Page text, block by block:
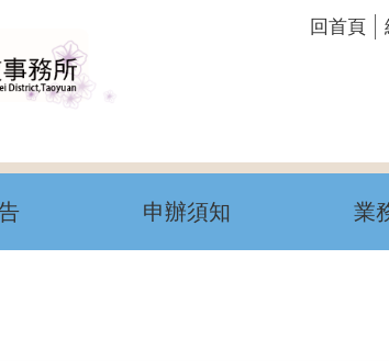
回首頁
申辦須知 業